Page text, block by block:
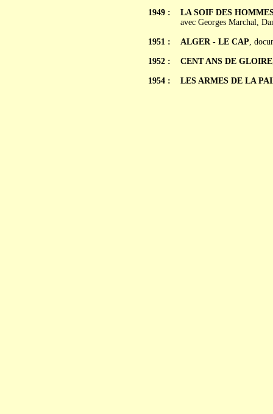
1949 :
1951 :
1952 :
1954 :
LA SOIF DES
avec Georges Marchal,
ALGER - LE CAP,
CENT ANS DE GLOIRE
LES ARMES DE LA